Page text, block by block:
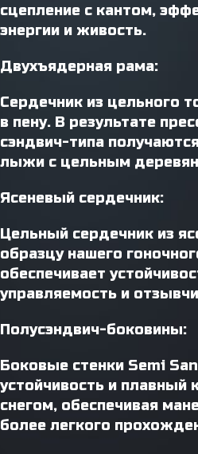
сцепление с кантом,
энергии и живость.
Двухъядерная рама:
Сердечник из цельного
в пену. В результате
сэндвич-типа
лыжи с цельным
Ясеневый сердечник:
Цельный сердечник из
образцу нашего
обеспечивает
управляемость и
Полусэндвич-боковины:
Боковые стенки Semi
устойчивость и плавный
снегом, обеспечивая
более легкого